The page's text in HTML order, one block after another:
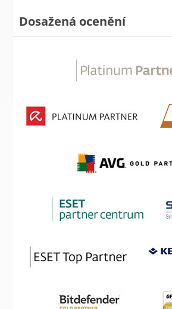
Dosažená ocenění